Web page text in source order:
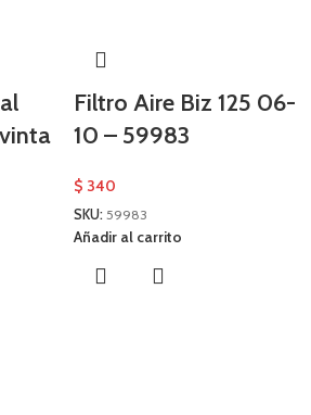
Filtro Aire Biz 125 06-
10 – 59983
$ 340
SKU: 59983
Añadir al carrito